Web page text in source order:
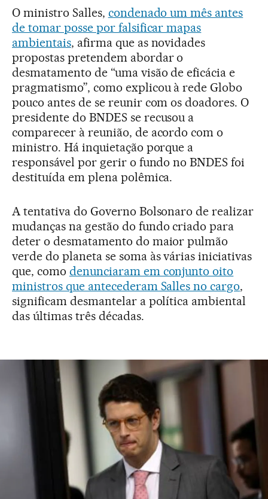
O ministro Salles, condenado um mês antes
de tomar posse por falsificar mapas
ambientais, afirma que as novidades
propostas pretendem abordar o
desmatamento de “uma visão de eficácia e
pragmatismo”, como explicou à rede Globo
pouco antes de se reunir com os doadores. O
presidente do BNDES se recusou a
comparecer à reunião, de acordo com o
ministro. Há inquietação porque a
responsável por gerir o fundo no BNDES foi
destituída em plena polêmica.
A tentativa do Governo Bolsonaro de realizar
mudanças na gestão do fundo criado para
deter o desmatamento do maior pulmão
verde do planeta se soma às várias iniciativas
que, como denunciaram em conjunto oito
ministros que antecederam Salles no cargo,
significam desmantelar a política ambiental
das últimas três décadas.